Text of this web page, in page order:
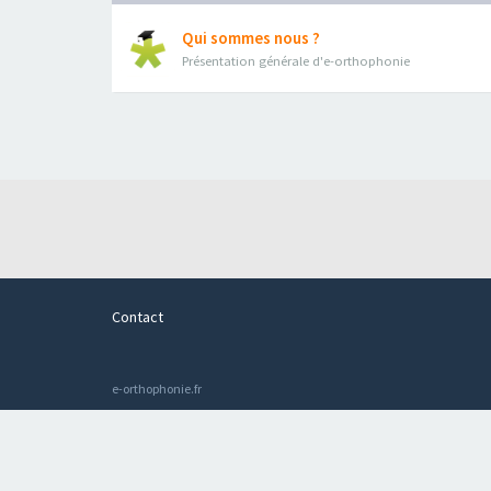
Qui sommes nous ?
Présentation générale d'e-orthophonie
Contact
e-orthophonie.fr